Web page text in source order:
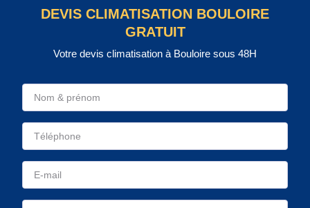
DEVIS CLIMATISATION BOULOIRE
GRATUIT
Votre devis climatisation à Bouloire sous 48H